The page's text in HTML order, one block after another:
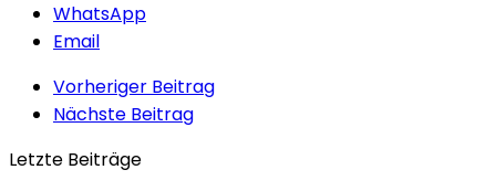
WhatsApp
Email
Vorheriger Beitrag
Nächste Beitrag
Letzte Beiträge